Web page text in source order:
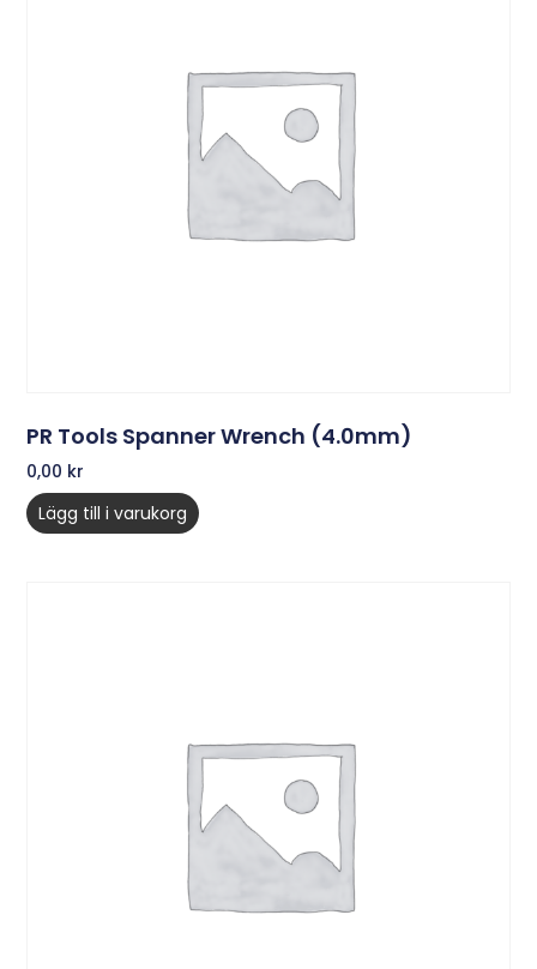
PR Tools Spanner Wrench (4.0mm)
0,00 kr
Lägg till i varukorg